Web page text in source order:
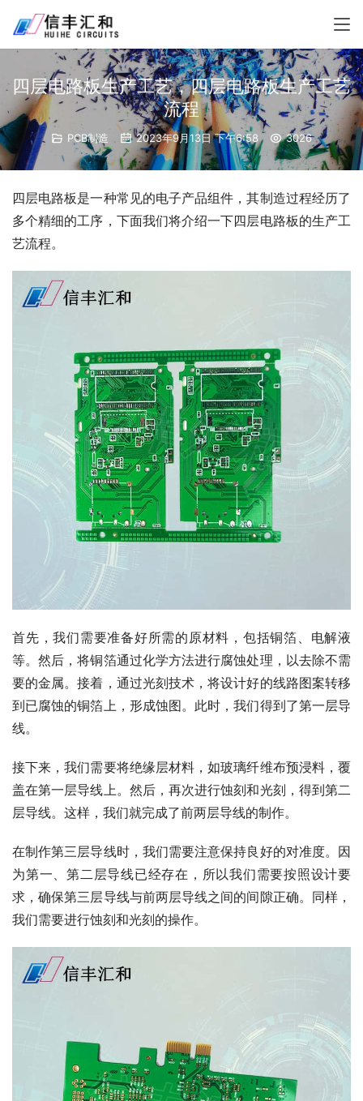
四层电路板生产工艺，四层电路板生产工艺
流程
PCB制造 2023年9月13日 下午6:58 3026
四层电路板是一种常见的电子产品组件，其制造过程经历了
多个精细的工序，下面我们将介绍一下四层电路板的生产工
艺流程。
首先，我们需要准备好所需的原材料，包括铜箔、电解液
等。然后，将铜箔通过化学方法进行腐蚀处理，以去除不需
要的金属。接着，通过光刻技术，将设计好的线路图案转移
到已腐蚀的铜箔上，形成蚀图。此时，我们得到了第一层导
线。
接下来，我们需要将绝缘层材料，如玻璃纤维布预浸料，覆
盖在第一层导线上。然后，再次进行蚀刻和光刻，得到第二
层导线。这样，我们就完成了前两层导线的制作。
在制作第三层导线时，我们需要注意保持良好的对准度。因
为第一、第二层导线已经存在，所以我们需要按照设计要
求，确保第三层导线与前两层导线之间的间隙正确。同样，
我们需要进行蚀刻和光刻的操作。